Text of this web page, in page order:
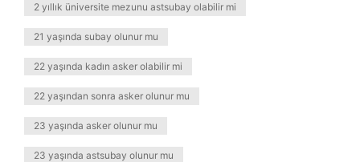
2 yıllık üniversite mezunu astsubay olabilir mi
21 yaşında subay olunur mu
22 yaşında kadın asker olabilir mi
22 yaşından sonra asker olunur mu
23 yaşında asker olunur mu
23 yaşında astsubay olunur mu